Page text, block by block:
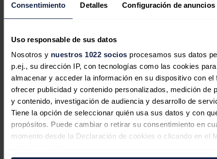
Consentimiento Detalles Configuración de anuncios
Uso responsable de sus datos
Nosotros y nuestros 1022 socios procesamos sus datos
p.ej., su dirección IP, con tecnologías como las cookies para
almacenar y acceder la información en su dispositivo con el
ofrecer publicidad y contenido personalizados, medición de
y contenido, investigación de audiencia y desarrollo de
Tiene la opción de seleccionar quién usa sus datos y con
propósitos. Puede cambiar o retirar su consentimiento en
momento desde la Declaración de cookies o clicando en el
Redacción06/08/2026